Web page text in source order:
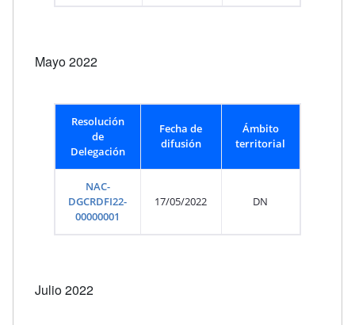
Mayo 2022
Resolución
de
Delegación
Fecha de
difusión
Ámbito
territorial
NAC-
DGCRDFI22-
00000001
17/05/2022 DN
Julio 2022